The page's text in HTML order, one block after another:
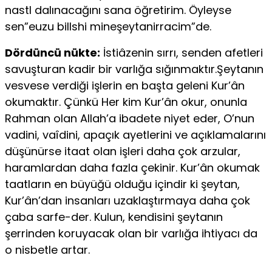
nastl dalınacağını sana öğretirim. Öyleyse
sen”euzu billshi mineşeytanirracim”de.
Dördüncü nükte: İstiâzenin sırrı, senden afetleri
savuşturan kadir bir varlığa sığınmaktır.Şeytanın
vesvese verdiği işlerin en başta geleni Kur’ân
okumaktır. Çünkü Her kim Kur’ân okur, onunla
Rahman olan Allah’a ibadete niyet eder, O’nun
vadini, vaîdini, apaçık ayetlerini ve açıklamalarını
düşünürse itaat olan işleri daha çok arzular,
haramlardan daha fazla çekinir. Kur’ân okumak
taatların en büyüğü olduğu içindir ki şeytan,
Kur’ân’dan insanları uzaklaştırmaya daha çok
çaba sarfe-der. Kulun, kendisini şeytanın
şerrinden koruyacak olan bir varlığa ihtiyacı da
o nisbetle artar.